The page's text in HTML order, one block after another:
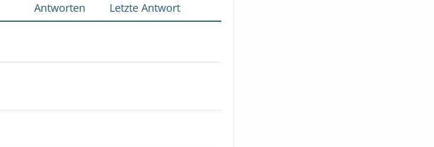
Antworten Letzte Antwort